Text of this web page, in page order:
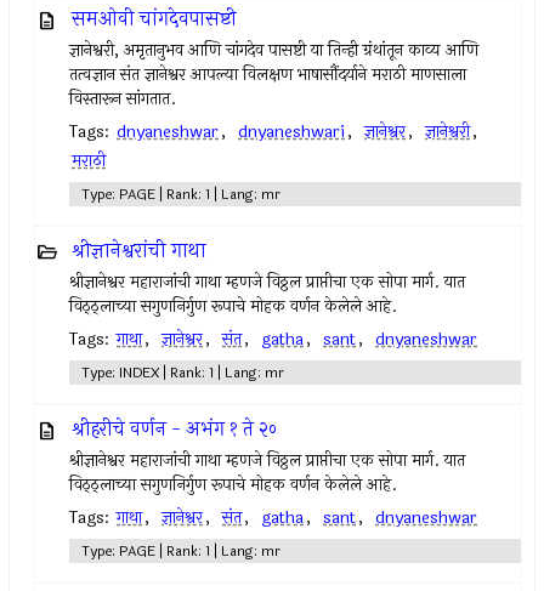
समओवी चांगदेवपासष्टी
ज्ञानेश्वरी, अमृतानुभव आणि चांगदेव पासष्टी या तिन्ही ग्रंथांतून काव्य आणि
तत्वज्ञान संत ज्ञानेश्वर आपल्या विलक्षण भाषासौंदर्याने मराठी माणसाला
विस्तारून सांगतात.
Tags: dnyaneshwar, dnyaneshwari, ज्ञानेश्वर, ज्ञानेश्वरी,
मराठी
Type: PAGE | Rank: 1 | Lang: mr
श्रीज्ञानेश्वरांची गाथा
श्रीज्ञानेश्वर महाराजांची गाथा म्हणजे विठ्ठल प्राप्तीचा एक सोपा मार्ग. यात
विठ्ठ्लाच्या सगुणनिर्गुण रूपाचे मोहक वर्णन केलेले आहे.
Tags: गाथा, ज्ञानेश्वर, संत, gatha, sant, dnyaneshwar
Type: INDEX | Rank: 1 | Lang: mr
श्रीहरीचे वर्णन - अभंग १ ते २०
श्रीज्ञानेश्वर महाराजांची गाथा म्हणजे विठ्ठल प्राप्तीचा एक सोपा मार्ग. यात
विठ्ठ्लाच्या सगुणनिर्गुण रूपाचे मोहक वर्णन केलेले आहे.
Tags: गाथा, ज्ञानेश्वर, संत, gatha, sant, dnyaneshwar
Type: PAGE | Rank: 1 | Lang: mr